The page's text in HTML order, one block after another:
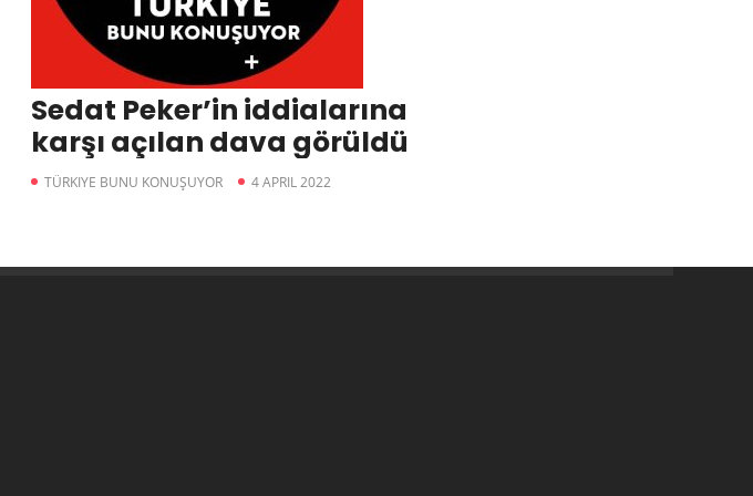
Sedat Peker’in iddialarına
karşı açılan dava görüldü
TÜRKIYE BUNU KONUŞUYOR 4 APRIL 2022